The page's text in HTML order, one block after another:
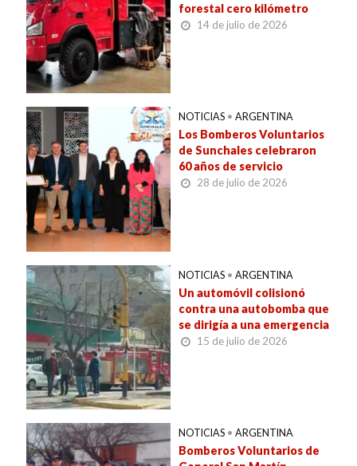
forestal cero kilómetro
14 de julio de 2026
NOTICIAS • ARGENTINA
Los Bomberos Voluntarios
de Sunchales celebraron
60 años de servicio
28 de julio de 2026
NOTICIAS • ARGENTINA
Un automóvil colisionó
contra una autobomba que
se dirigía a una emergencia
15 de julio de 2026
NOTICIAS • ARGENTINA
Bomberos Voluntarios de